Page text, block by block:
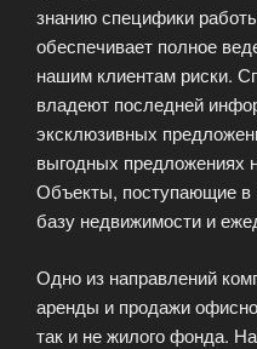
знанию специфики
обеспечивает полное
нашим клиентам риски.
владеют последней
эксклюзивных
выгодных предложениях
Объекты, поступающие в
базу недвижимости и
Одно из направлений
аренды и продажи
так и не жилого фонда.